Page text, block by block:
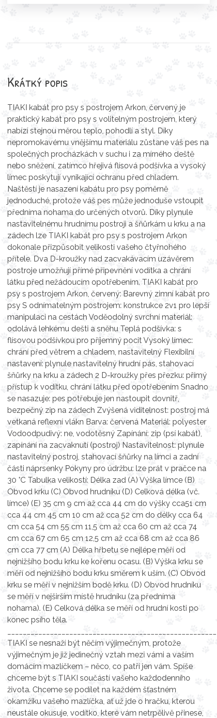
Krátký popis
TIAKI kabát pro psy s postrojem Arkon, červený je
praktický kabát pro psy s volitelným postrojem, který
nabízí stejnou měrou teplo, pohodlí a styl. Díky
nepromokavému vnějšímu materiálu zůstane váš pes na
společných procházkách v suchu i za mírného deště
nebo sněžení, zatímco hřejivá flísová podšívka a vysoký
límec poskytují vynikající ochranu před chladem.
Naštěstí je nasazení kabátu pro psy poměrně
jednoduché, protože váš pes může jednoduše vstoupit
předníma nohama do určených otvorů. Díky plynule
nastavitelnému hrudnímu postroji a šňůrkám u krku a na
zádech lze TIAKI kabát pro psy s postrojem Arkon
dokonale přizpůsobit velikosti vašeho čtyřnohého
přítele. Dva D-kroužky nad zacvakávacím uzávěrem
postroje umožňují přímé připevnění vodítka a chrání
látku před nežádoucím opotřebením. TIAKI kabát pro
psy s postrojem Arkon, červený: Barevný zimní kabát pro
psy S odnímatelným postrojem: konstrukce 2v1 pro lepší
manipulaci na cestách Voděodolný svrchní materiál:
odolává lehkému dešti a sněhu Teplá podšívka: s
flísovou podšívkou pro příjemný pocit Vysoký límec:
chrání před větrem a chladem, nastavitelný Flexibilní
nastavení: plynule nastavitelný hrudní pás, stahovací
šňůrky na krku a zádech 2 D-kroužky přes přezku: přímý
přístup k vodítku, chrání látku před opotřebením Snadno
se nasazuje: pes potřebuje jen nastoupit dovnitř,
bezpečný zip na zádech Zvýšená viditelnost: postroj má
vetkaná reflexní vlákn Barva: červená Materiál: polyester
Vodoodpudivý: ne, vodotěsný Zapínání: zip (psí kabát),
zapínání na zacvaknutí (postroj) Nastavitelnost: plynule
nastavitelný postroj, stahovací šňůrky na límci a zadní
části náprsenky Pokyny pro údržbu: lze prát v pračce na
30 °C Tabulka velikostí: Délka zad (A) Výška límce (B)
Obvod krku (C) Obvod hrudníku (D) Celková délka (vč.
límce) (E) 35 cm 9 cm až cca 44 cm do výšky cca51 cm
cca 44 cm 45 cm 10 cm až cca 52 cm do délky cca 64
cm cca 54 cm 55 cm 11,5 cm až cca 60 cm až cca 74
cm cca 67 cm 65 cm 12,5 cm až cca 68 cm až cca 86
cm cca 77 cm (A) Délka hřbetu se nejlépe měří od
nejnižšího bodu krku ke kořenu ocasu. (B) Výška krku se
měří od nejnižšího bodu krku směrem k uším. (C) Obvod
krku se měří v nejnižším bodě krku. (D) Obvod hrudníku
se měří v nejširším místě hrudníku (za předníma
nohama). (E) Celková délka se měří od hrudní kosti po
konec psího těla.
TIAKI se nesnaží být něčím výjimečným, protože
výjimečným je již jedinečný vztah mezi vámi a vaším
domácím mazlíčkem – něco, co patří jen vám. Spíše
chceme být s TIAKI součástí vašeho každodenního
života. Chceme se podílet na každém šťastném
okamžiku vašeho mazlíčka, ať už jde o hračku, kterou
neustále okusuje, vodítko, které vám netrpělivě přinese,